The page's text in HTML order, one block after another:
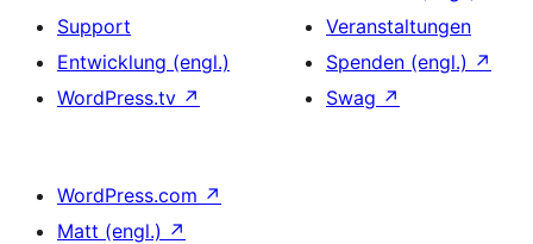
Support
Entwicklung (engl.)
WordPress.tv ↗
Veranstaltungen
Spenden (engl.) ↗
Swag ↗
WordPress.com ↗
Matt (engl.) ↗